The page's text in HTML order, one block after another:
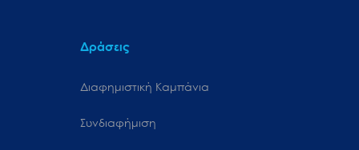
Δράσεις
Διαφημιστική Καμπάνια
Συνδιαφήμιση